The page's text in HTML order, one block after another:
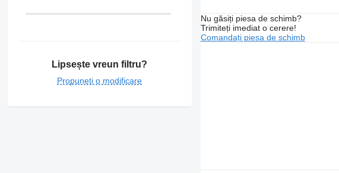
Lipsește vreun filtru?
Propuneți o modificare
Nu găsiți piesa de schimb?
Trimiteți imediat o cerere!
Comandați piesa de schimb